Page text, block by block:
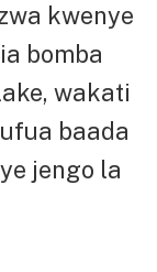
kwenye
bomba
wakati
baada
jengo la